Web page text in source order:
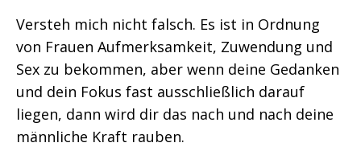
Versteh mich nicht falsch. Es ist in Ordnung
von Frauen Aufmerksamkeit, Zuwendung und
Sex zu bekommen, aber wenn deine Gedanken
und dein Fokus fast ausschließlich darauf
liegen, dann wird dir das nach und nach deine
männliche Kraft rauben.